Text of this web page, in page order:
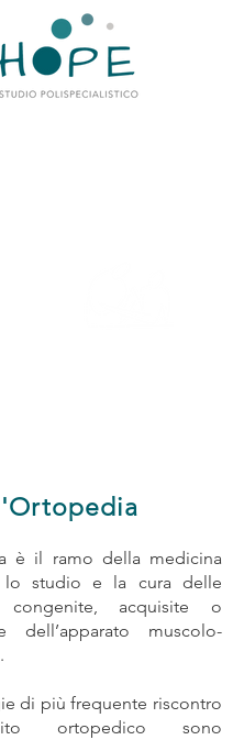
è il ramo della medicina
lo studio e la cura delle
congenite, acquisite o
dell’apparato muscolo-
di più frequente riscontro
ortopedico sono